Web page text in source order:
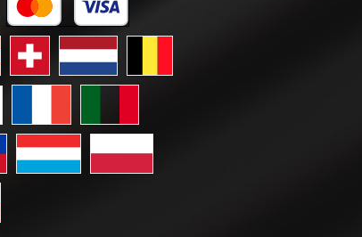
Kredit- oder Debitkarte
Versand Österreich
Standard GLS Versand Schweiz
Standard GLS Versand Niederlande
Standard GLS Versand Belgien
Standard GLS Versand Frankreich
Standard GLS Versand Italien
Versand Liechtenstein